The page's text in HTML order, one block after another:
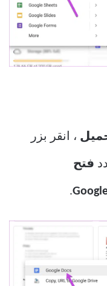
، انقر بزر
فتح
.